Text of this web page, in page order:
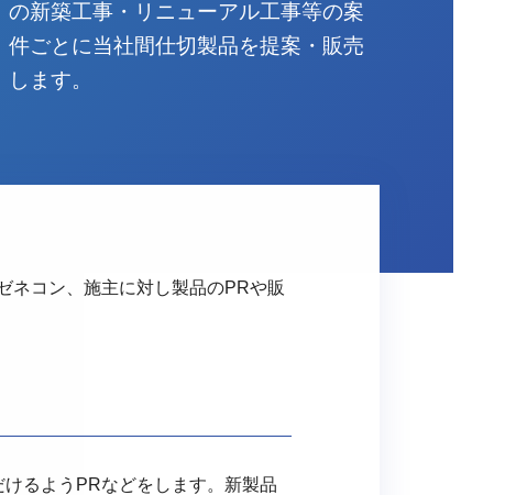
の新築工事・リニューアル工事等の案
件ごとに当社間仕切製品を提案・販売
します。
ネコン、施主に対し製品のPRや販
るようPRなどをします。新製品